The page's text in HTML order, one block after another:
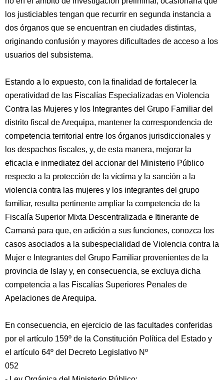
los justiciables tengan que recurrir en segunda instancia a
dos órganos que se encuentran en ciudades distintas,
originando confusión y mayores dificultades de acceso a los
usuarios del subsistema.
Estando a lo expuesto, con la finalidad de fortalecer la
operatividad de las Fiscalías Especializadas en Violencia
Contra las Mujeres y los Integrantes del Grupo Familiar del
distrito fiscal de Arequipa, mantener la correspondencia de
competencia territorial entre los órganos jurisdiccionales y
los despachos fiscales, y, de esta manera, mejorar la
eficacia e inmediatez del accionar del Ministerio Público
respecto a la protección de la víctima y la sanción a la
violencia contra las mujeres y los integrantes del grupo
familiar, resulta pertinente ampliar la competencia de la
Fiscalía Superior Mixta Descentralizada e Itinerante de
Camaná para que, en adición a sus funciones, conozca los
casos asociados a la subespecialidad de Violencia contra la
Mujer e Integrantes del Grupo Familiar provenientes de la
provincia de Islay y, en consecuencia, se excluya dicha
competencia a las Fiscalías Superiores Penales de
Apelaciones de Arequipa.
En consecuencia, en ejercicio de las facultades conferidas
por el artículo 159º de la Constitución Política del Estado y
el artículo 64º del Decreto Legislativo Nº
052